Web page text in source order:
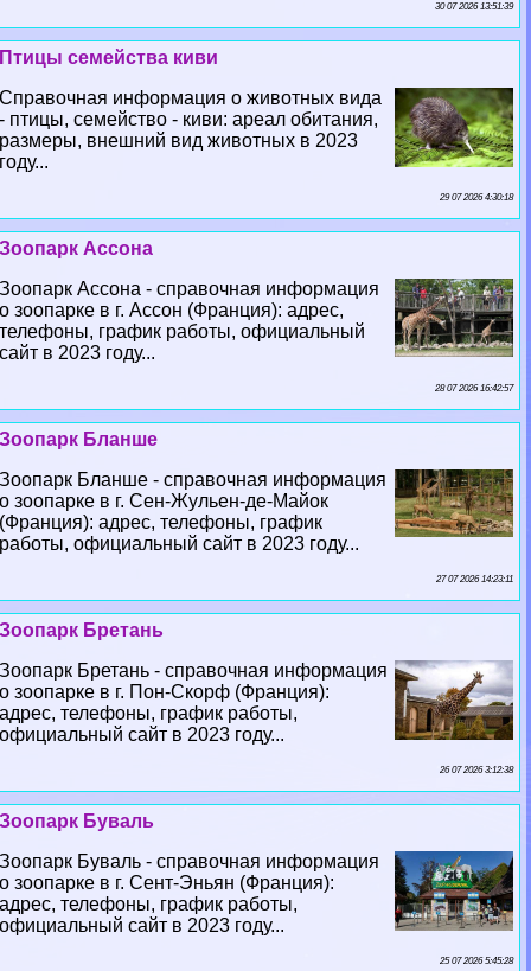
30 07 2026 13:51:39
Птицы семейства киви
Справочная информация о животных вида
- птицы, семейство - киви: ареал обитания,
размеры, внешний вид животных в 2023
году...
29 07 2026 4:30:18
Зоопарк Ассона
Зоопарк Ассона - справочная информация
о зоопарке в г. Ассон (Франция): адрес,
телефоны, график работы, официальный
сайт в 2023 году...
28 07 2026 16:42:57
Зоопарк Бланше
Зоопарк Бланше - справочная информация
о зоопарке в г. Сен-Жульен-де-Майок
(Франция): адрес, телефоны, график
работы, официальный сайт в 2023 году...
27 07 2026 14:23:11
Зоопарк Бретань
Зоопарк Бретань - справочная информация
о зоопарке в г. Пон-Скорф (Франция):
адрес, телефоны, график работы,
официальный сайт в 2023 году...
26 07 2026 3:12:38
Зоопарк Буваль
Зоопарк Буваль - справочная информация
о зоопарке в г. Сент-Эньян (Франция):
адрес, телефоны, график работы,
официальный сайт в 2023 году...
25 07 2026 5:45:28